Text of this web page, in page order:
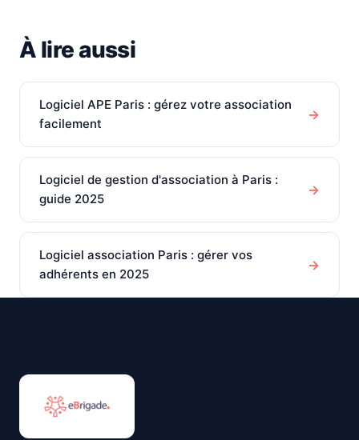
À lire aussi
Logiciel APE Paris : gérez votre association
facilement
→
Logiciel de gestion d'association à Paris :
guide 2025
→
Logiciel association Paris : gérer vos
adhérents en 2025
→